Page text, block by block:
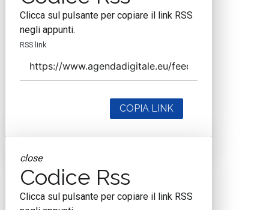
Clicca sul pulsante per copiare il link RSS
negli appunti.
RSS link
COPIA LINK
close
Codice Rss
Clicca sul pulsante per copiare il link RSS